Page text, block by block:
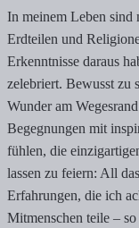
In meinem Leben sind
Erdteilen und
Erkenntnisse daraus
zelebriert. Bewusst zu
Wunder am
Begegnungen mit
fühlen, die
lassen zu feiern: All
Erfahrungen, die ich
Mitmenschen teile –